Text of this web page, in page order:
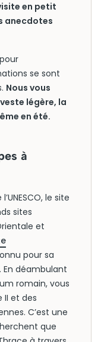
en petit
anecdotes
se sont
Nous vous
légère, la
en été.
à
le site
sites
et
pour sa
En déambulant
romain, vous
II et des
C’est une
que